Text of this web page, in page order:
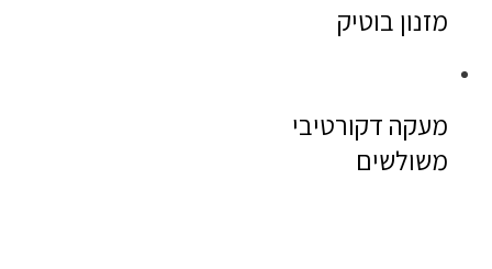
מזנון בוטיק
מעקה דקורטיבי
משולשים